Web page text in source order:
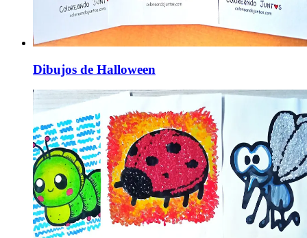
Dibujos de Halloween